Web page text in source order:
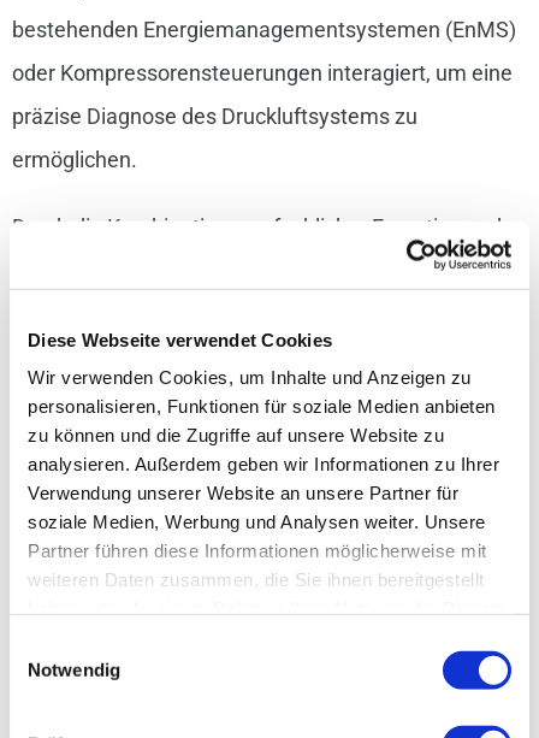
Diese Webseite verwendet Cookies
Wir verwenden Cookies, um Inhalte und Anzeigen zu
personalisieren, Funktionen für soziale Medien anbieten
zu können und die Zugriffe auf unsere Website zu
analysieren. Außerdem geben wir Informationen zu Ihrer
Verwendung unserer Website an unsere Partner für
soziale Medien, Werbung und Analysen weiter. Unsere
Partner führen diese Informationen möglicherweise mit
weiteren Daten zusammen, die Sie ihnen bereitgestellt
der Datenschutzerklärung widerrufen.
Notwendig
bestehenden Energiemanagementsystemen (EnMS)
oder Kompressorensteuerungen interagiert, um eine
präzise Diagnose des Druckluftsystems zu
ermöglichen.
Durch die Kombination aus fachlicher Expertise und
innovativer Technik ermöglicht WRS Energie es
wirtschaftlich von einem optimierten
Energieverbrauch zu profitieren. Kunden erhalten
somit nicht nur eine Analyse ihrer Energieeffizienz,
sondern auch konkrete Handlungsempfehlungen und
Unterstützung bei der Umsetzung und
Quantifizierung der Einsparmaßnahmen.
Das Angebot von WRS Energie reicht von der initialen
Messkonzepterstellung über die Installationsphase